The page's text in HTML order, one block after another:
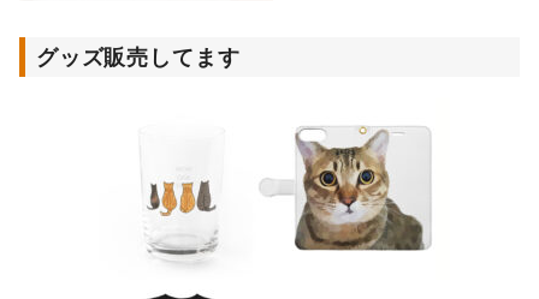
グッズ販売してます